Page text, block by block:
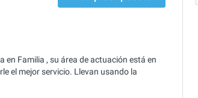
en Familia , su área de actuación está en
el mejor servicio. Llevan usando la